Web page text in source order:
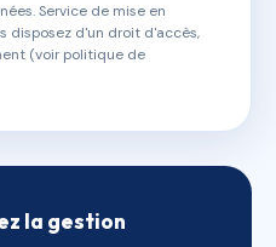
Service de mise en
disposez d'un droit d'accès,
(voir politique de
la gestion